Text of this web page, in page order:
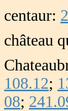
centaur:
château
108.12;
08;